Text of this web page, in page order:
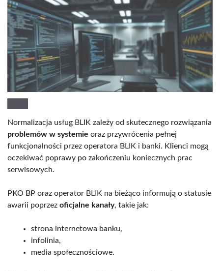
Normalizacja usług BLIK zależy od skutecznego rozwiązania
problemów w systemie oraz przywrócenia pełnej
funkcjonalności przez operatora BLIK i banki. Klienci mogą
oczekiwać poprawy po zakończeniu koniecznych prac
serwisowych.
PKO BP oraz operator BLIK na bieżąco informują o statusie
awarii poprzez oficjalne kanały, takie jak:
strona internetowa banku,
infolinia,
media społecznościowe.